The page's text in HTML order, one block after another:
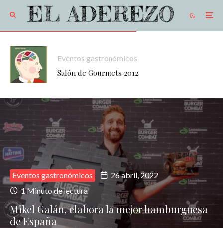
Eventos gastronómicos
Salón de Gourmets 2012
Eventos gastronómicos
26 abril, 2022
1 Minuto de lectura
Mikel Galán, elabora la mejor hamburguesa
de España